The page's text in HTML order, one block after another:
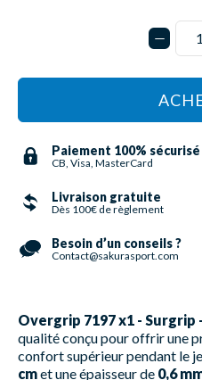
Paiement 100% sécurisé
CB, Visa, MasterCard
Livraison gratuite
Dès 100€ de règlement
Besoin d’un conseils ?
Contact@sakurasport.com
Overgrip 7197 x1 - Surgrip
qualité conçu pour offrir une
confort supérieur pendant le
cmet une épaisseur de 0,6